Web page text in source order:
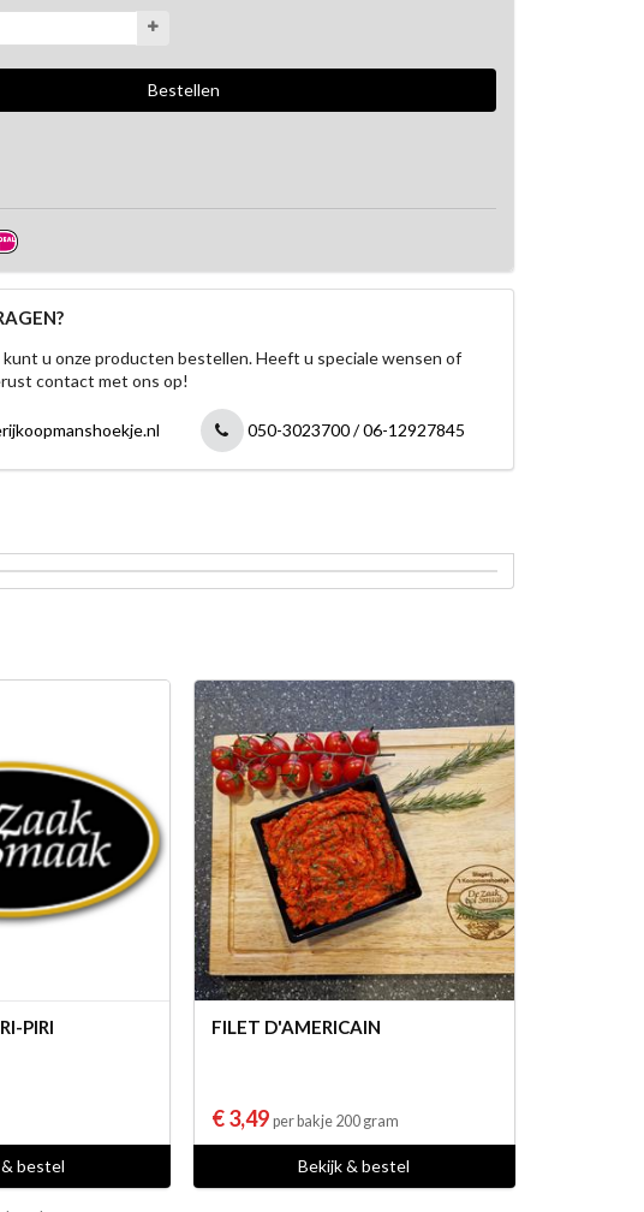
u onze producten bestellen. Heeft u speciale wensen of
contact met ons op!
050-3023700 / 06-12927845
PIRI
bestel
FILET D'AMERICAIN
€ 3,49 per bakje 200 gram
Bekijk & bestel